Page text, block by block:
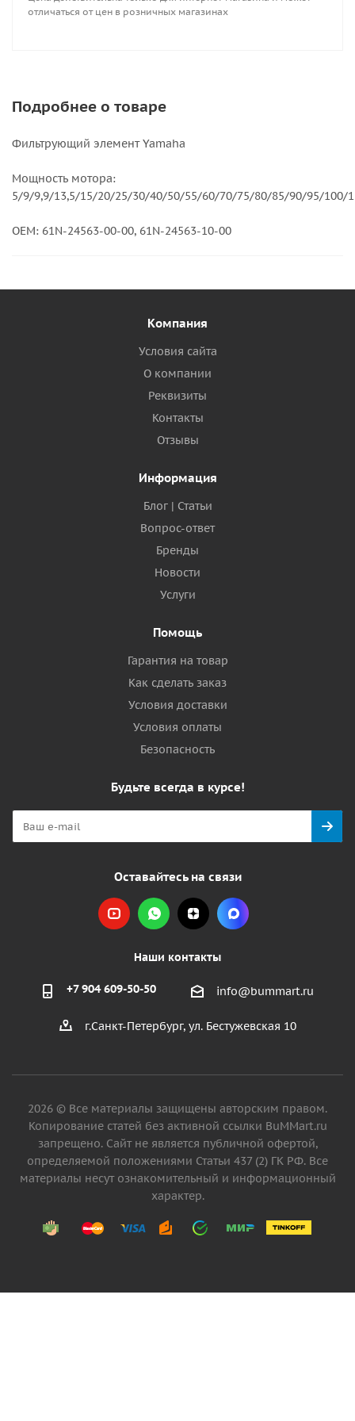
отличаться от цен в розничных магазинах
Подробнее о товаре
Фильтрующий элемент Yamaha
Мощность мотора:
5/9/9,9/13,5/15/20/25/30/40/50/55/60/70/75/80/85/90/95/100/
OEM: 61N-24563-00-00, 61N-24563-10-00
Компания
Условия сайта
О компании
Реквизиты
Контакты
Отзывы
Информация
Блог | Статьи
Вопрос-ответ
Бренды
Новости
Услуги
Помощь
Гарантия на товар
Как сделать заказ
Условия доставки
Условия оплаты
Безопасность
Будьте всегда в курсе!
Оставайтесь на связи
Наши контакты
+7 904 609-50-50 info@bummart.ru
г.Санкт-Петербург, ул. Бестужевская 10
2026 © Все материалы защищены авторским правом.
Копирование статей без активной ссылки BuMMart.ru
запрещено. Сайт не является публичной офертой,
определяемой положениями Статьи 437 (2) ГК РФ. Все
материалы несут ознакомительный и информационный
характер.